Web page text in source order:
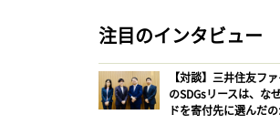
注目のインタビュー
【対談】三井住友フ
のSDGsリースは、な
ドを寄付先に選んだの